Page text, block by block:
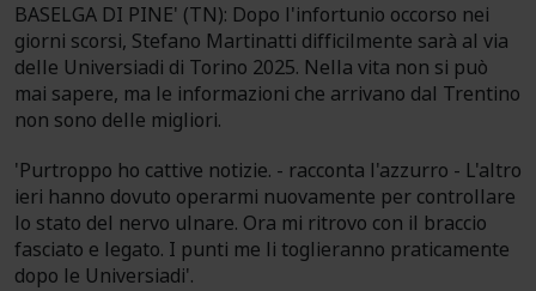
BASELGA DI PINE' (TN): Dopo l'infortunio occorso nei
giorni scorsi, Stefano Martinatti difficilmente sarà al via
delle Universiadi di Torino 2025. Nella vita non si può
mai sapere, ma le informazioni che arrivano dal Trentino
non sono delle migliori.
'Purtroppo ho cattive notizie. - racconta l'azzurro - L'altro
ieri hanno dovuto operarmi nuovamente per controllare
lo stato del nervo ulnare. Ora mi ritrovo con il braccio
fasciato e legato. I punti me li toglieranno praticamente
dopo le Universiadi'.